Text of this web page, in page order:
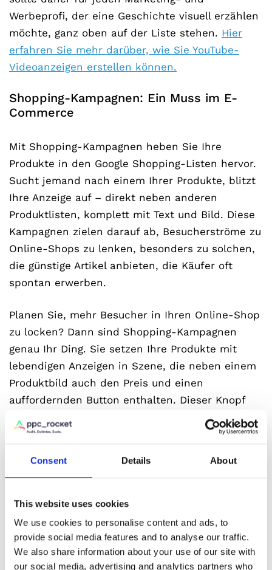
Consent Details About
This website uses cookies
We use cookies to personalise content and ads, to
provide social media features and to analyse our traffic.
We also share information about your use of our site with
our social media, advertising and analytics partners who
Werbeprofi, der eine Geschichte visuell erzählen
möchte, ganz oben auf der Liste stehen. Hier
erfahren Sie mehr darüber, wie Sie YouTube-
Videoanzeigen erstellen können.
Shopping-Kampagnen: Ein Muss im E-
Commerce
Mit Shopping-Kampagnen heben Sie Ihre
Produkte in den Google Shopping-Listen hervor.
Sucht jemand nach einem Ihrer Produkte, blitzt
Ihre Anzeige auf – direkt neben anderen
Produktlisten, komplett mit Text und Bild. Diese
Kampagnen zielen darauf ab, Besucherströme zu
Online-Shops zu lenken, besonders zu solchen,
die günstige Artikel anbieten, die Käufer oft
spontan erwerben.
Planen Sie, mehr Besucher in Ihren Online-Shop
zu locken? Dann sind Shopping-Kampagnen
genau Ihr Ding. Sie setzen Ihre Produkte mit
lebendigen Anzeigen in Szene, die neben einem
Produktbild auch den Preis und einen
auffordernden Button enthalten. Dieser Knopf
animiert Nutzer, auf Ihre Seite zu klicken und
den Kauf zu tätigen. Ideal, um Ihren Web-Traffic
Kundengruppen zu erreichen. Allerdings: Haben
Einrichtung und Verwaltung dieser Kampagnen
anspruchsvoll sein. Sie benötigen zahlreiche
Bilder und ausführliche Beschreibungen.